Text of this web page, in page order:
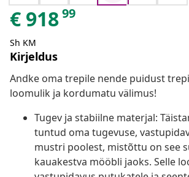
€ 91899
Sh KM
Kirjeldus
Andke oma trepile nende puidust
loomulik ja kordumatu välimus!
Tugev ja stabiilne materjal:
tuntud oma tugevuse,
mustri poolest, mistõttu on see
kauakestva mööbli jaoks. Selle